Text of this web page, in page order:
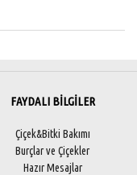
FAYDALI BİLGİLER
Çiçek&Bitki Bakımı
Burçlar ve Çiçekler
Hazır Mesajlar